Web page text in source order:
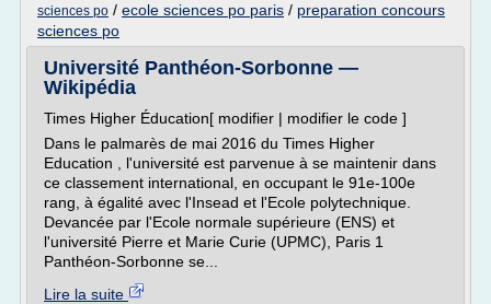
sciences po / ecole sciences po paris / preparation concours
sciences po
Université Panthéon-Sorbonne —
Wikipédia
Times Higher Éducation[ modifier | modifier le code ]
Dans le palmarès de mai 2016 du Times Higher
Education , l'université est parvenue à se maintenir dans
ce classement international, en occupant le 91e-100e
rang, à égalité avec l'Insead et l'Ecole polytechnique.
Devancée par l'Ecole normale supérieure (ENS) et
l'université Pierre et Marie Curie (UPMC), Paris 1
Panthéon-Sorbonne se...
Lire la suite